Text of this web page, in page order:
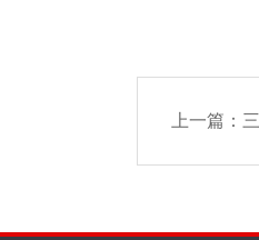
上一篇：